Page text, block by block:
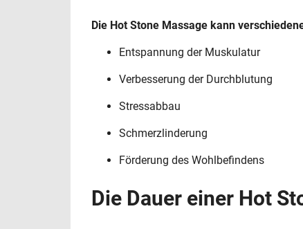
Die Hot Stone Massage kann
Entspannung der Muskulatur
Verbesserung der Durchblutung
Stressabbau
Schmerzlinderung
Förderung des Wohlbefindens
Die Dauer einer Hot